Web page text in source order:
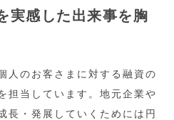
実感した出来事を胸
人のお客さまに対する融資の
担当しています。地元企業や
長・発展していくためには円